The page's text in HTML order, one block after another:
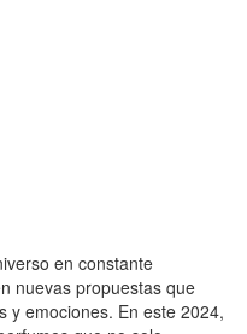
en constante
nuevas propuestas que
y emociones. En este 2024,